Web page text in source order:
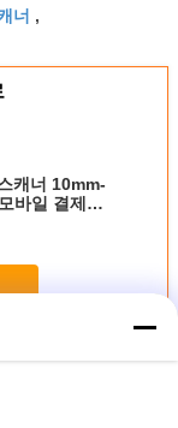
너 ,
캐너 10mm-
바일 결제용